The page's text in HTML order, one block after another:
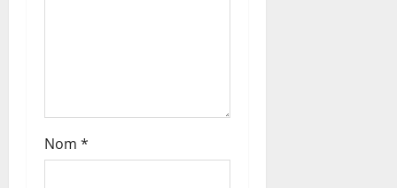
e
Nom *